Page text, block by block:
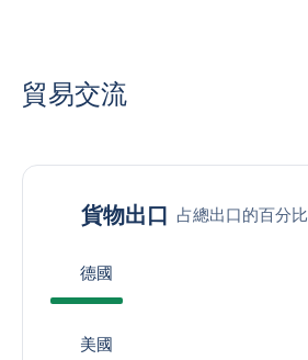
貿易交流
貨物出口 占總出口的百分比
德國
美國